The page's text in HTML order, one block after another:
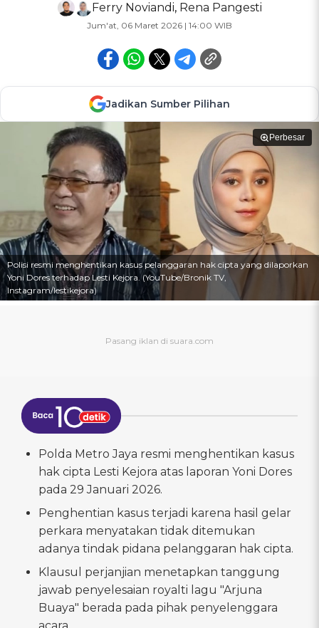
Ferry Noviandi, Rena Pangesti
Jum'at, 06 Maret 2026 | 14:00 WIB
Jadikan Sumber Pilihan
Perbesar
Polisi resmi menghentikan kasus pelanggaran hak cipta yang dilaporkan
Yoni Dores terhadap Lesti Kejora. (YouTube/Bronik TV,
Instagram/lestikejora)
Polda Metro Jaya resmi menghentikan kasus
hak cipta Lesti Kejora atas laporan Yoni Dores
pada 29 Januari 2026.
Penghentian kasus terjadi karena hasil gelar
perkara menyatakan tidak ditemukan
adanya tindak pidana pelanggaran hak cipta.
Klausul perjanjian menetapkan tanggung
jawab penyelesaian royalti lagu "Arjuna
Buaya" berada pada pihak penyelenggara